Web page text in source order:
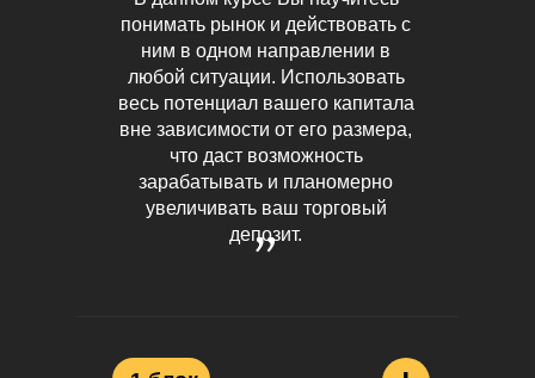
понимать рынок и действовать с
ним в одном направлении в
любой ситуации. Использовать
весь потенциал вашего капитала
вне зависимости от его размера,
что даст возможность
зарабатывать и планомерно
увеличивать ваш торговый
депозит.